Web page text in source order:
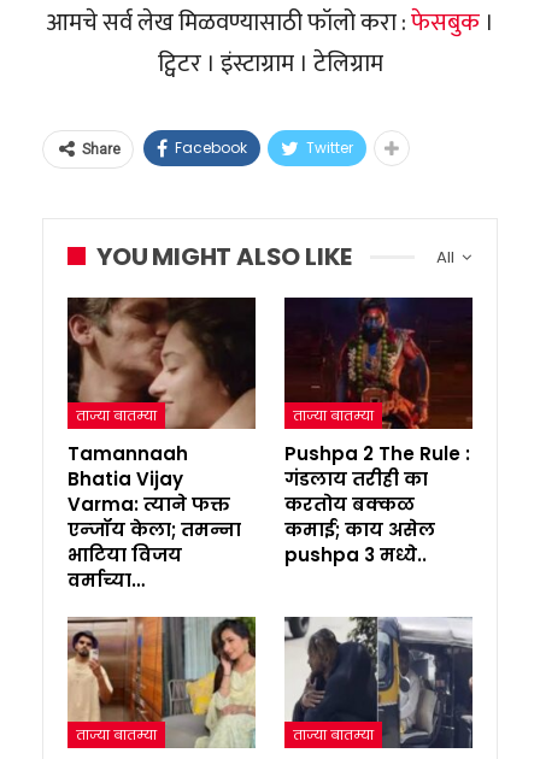
आमचे सर्व लेख मिळवण्यासाठी फॉलो करा :फेसबुक ।
ट्विटर । इंस्टाग्राम । टेलिग्राम
Share Facebook Twitter
All
YOU MIGHT ALSO LIKE
ताज्या बातम्या
Tamannaah
Bhatia Vijay
Varma: त्याने फक्त
एन्जॉय केला; तमन्ना
भाटिया विजय
वर्माच्या…
ताज्या बातम्या
Pushpa 2 The Rule :
गंडलाय तरीही का
करतोय बक्कळ
कमाई; काय असेल
pushpa 3 मध्ये..
ताज्या बातम्या ताज्या बातम्या